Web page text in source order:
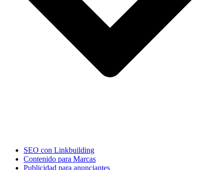
SEO con Linkbuilding
Contenido para Marcas
Publicidad para anunciantes